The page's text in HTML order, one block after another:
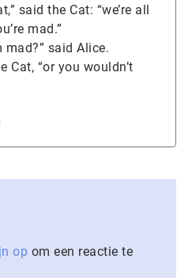
said the Cat: “we’re all
mad.”
mad?” said Alice.
Cat, “or you wouldn’t
op om een reactie te